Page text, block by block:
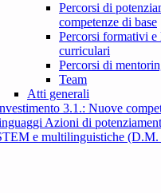
Percorsi di
competenze di base
Percorsi formativi
curriculari
Percorsi di
Team
Atti generali
3.1.: Nuove
Azioni di
e multilinguistiche (D.M.